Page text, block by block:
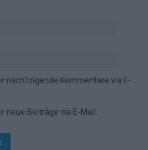
nachfolgende Kommentare via E-
neue Beiträge via E-Mail.